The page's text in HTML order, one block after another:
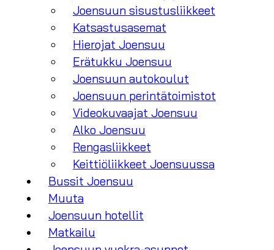
Joensuun sisustusliikkeet
Katsastusasemat
Hierojat Joensuu
Erätukku Joensuu
Joensuun autokoulut
Joensuun perintätoimistot
Videokuvaajat Joensuu
Alko Joensuu
Rengasliikkeet
Keittiöliikkeet Joensuussa
Bussit Joensuu
Muuta
Joensuun hotellit
Matkailu